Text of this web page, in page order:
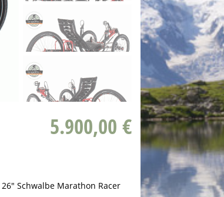
5.900,00 €
26" Schwalbe Marathon Racer